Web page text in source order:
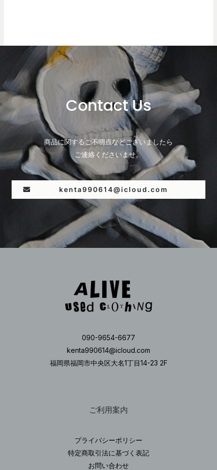
Contact Us
商品に関するご不明点などございましたら
ご連絡くださいませ。
kenta990614@icloud.com
090-9654-6677
kenta990614@icloud.com
福岡県福岡市中央区大名1丁目14-23 2F
ご利用案内
プライバシーポリシー
特定商取引法に基づく表記
お問い合わせ